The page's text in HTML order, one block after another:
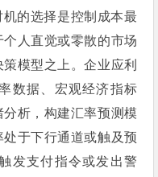
的选择是控制成本最
人直觉或零散的市场
模型之上。企业应利
数据、宏观经济指标
分析，构建汇率预测模
于下行通道或触及预
发支付指令或发出警